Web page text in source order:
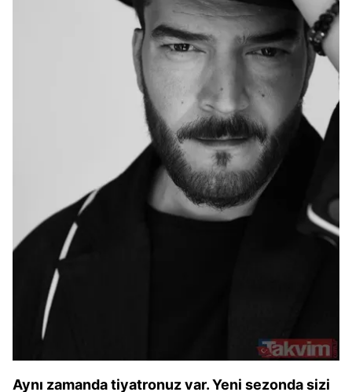
Aynı zamanda tiyatronuz var. Yeni sezonda sizi